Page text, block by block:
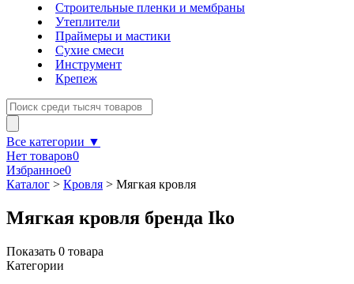
Строительные пленки и мембраны
Утеплители
Праймеры и мастики
Сухие смеси
Инструмент
Крепеж
Все категории ▼
Нет товаров0
Избранное0
Каталог > Кровля > Мягкая кровля
Мягкая кровля бренда Iko
Показать 0 товара
Категории